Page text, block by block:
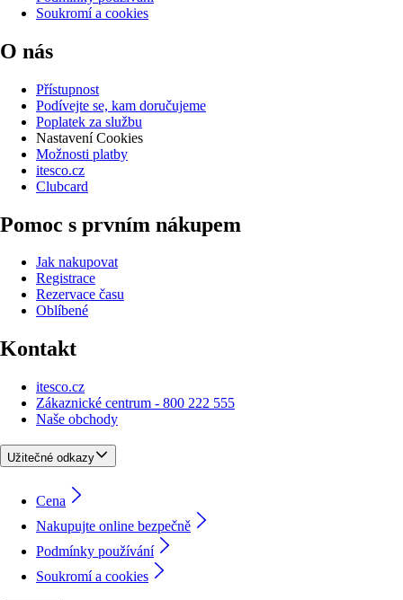
Soukromí a cookies
O nás
Přístupnost
Podívejte se, kam doručujeme
Poplatek za službu
Nastavení Cookies
Možnosti platby
itesco.cz
Clubcard
Pomoc s prvním nákupem
Jak nakupovat
Registrace
Rezervace času
Oblíbené
Kontakt
itesco.cz
Zákaznické centrum - 800 222 555
Naše obchody
Užitečné odkazy
Cena
Nakupujte online bezpečně
Podmínky používání
Soukromí a cookies